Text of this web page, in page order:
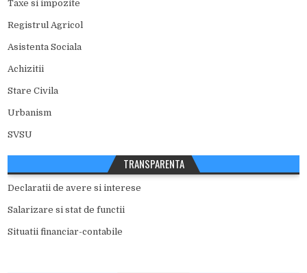
Taxe si impozite
Registrul Agricol
Asistenta Sociala
Achizitii
Stare Civila
Urbanism
SVSU
TRANSPARENTA
Declaratii de avere si interese
Salarizare si stat de functii
Situatii financiar-contabile